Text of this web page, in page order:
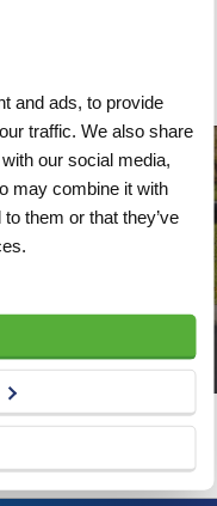
and ads, to provide
traffic. We also share
our social media,
may combine it with
them or that they’ve